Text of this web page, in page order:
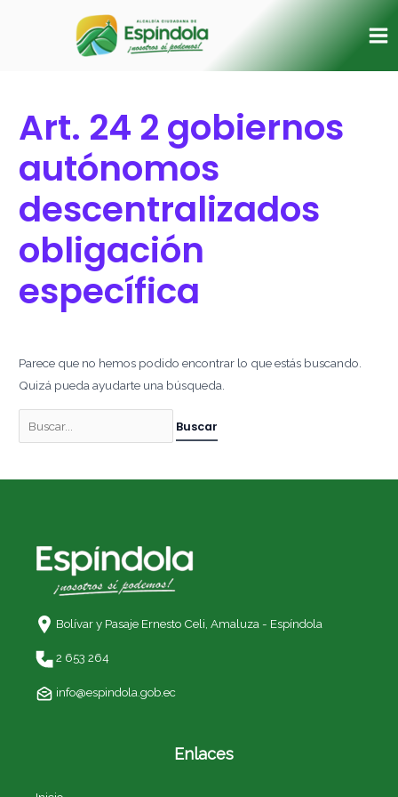
Art. 24 2 gobiernos
autónomos
descentralizados
obligación
específica
Parece que no hemos podido encontrar lo que estás buscando.
Quizá pueda ayudarte una búsqueda.
Bolívar y Pasaje Ernesto Celi, Amaluza - Espíndola
2 653 264
info@espindola.gob.ec
Enlaces